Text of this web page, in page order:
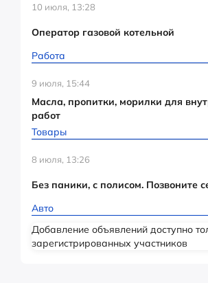
10 июля, 13:28
Оператор газовой котельной
Работа
9 июля, 15:44
Масла, пропитки, морилки для
работ
Товары
8 июля, 13:26
Без паники, с полисом. Позвоните
Авто
Добавление объявлений доступно
зарегистрированных участников